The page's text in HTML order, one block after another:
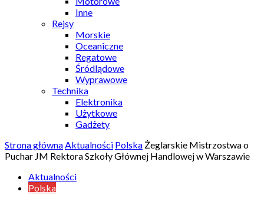
Inne
Rejsy
Morskie
Oceaniczne
Regatowe
Śródlądowe
Wyprawowe
Technika
Elektronika
Użytkowe
Gadżety
Strona głównaAktualności Polska Żeglarskie Mistrzostwa o
Puchar JM Rektora Szkoły Głównej Handlowej w Warszawie
Aktualności
Polska